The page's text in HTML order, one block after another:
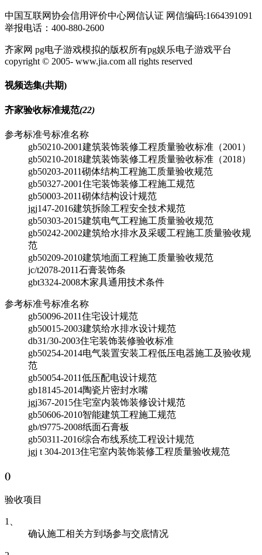
中国互联网协会信用评价中心网信认证 网信编码:1664391091
举报电话：400-880-2600
齐家网 pg电子游戏模拟的版权所有pg娱乐电子游戏平台
copyright © 2005- www.jia.com all rights reserved
视频选集(共期)
齐家验收标准规范(22)
参考标准号标准名称
gb50210-2001建筑装饰装修工程质量验收标准（2001）
gb50210-2018建筑装饰装修工程质量验收标准（2018）
gb50203-2011砌体结构工程施工质量验收规范
gb50327-2001住宅装饰装修工程施工规范
gb50003-2011砌体结构设计规范
jgj147-2016建筑拆除工程安全技术规范
gb50303-2015建筑电气工程施工质量验收规范
gb50242-2002建筑给水排水及采暖工程施工质量验收规
范
gb50209-2010建筑地面工程施工质量验收规范
jc/t2078-2011石膏装饰条
gbt3324-2008木家具通用技术条件
参考标准号标准名称
gb50096-2011住宅设计规范
gb50015-2003建筑给水排水设计规范
db31/30-2003住宅装饰装修验收标准
gb50254-2014电气装置安装工程低压电器施工及验收规
范
gb50054-2011低压配电设计规范
gb18145-2014陶瓷片密封水嘴
jgj367-2015住宅室内装饰装修设计规范
gb50606-2010智能建筑工程施工规范
gb/t9775-2008纸面石膏板
gb50311-2016综合布线系统工程设计规范
jgj t 304-2013住宅室内装饰装修工程质量验收规范
()
验收项目
1、
确认施工相关方到场参与交底情况